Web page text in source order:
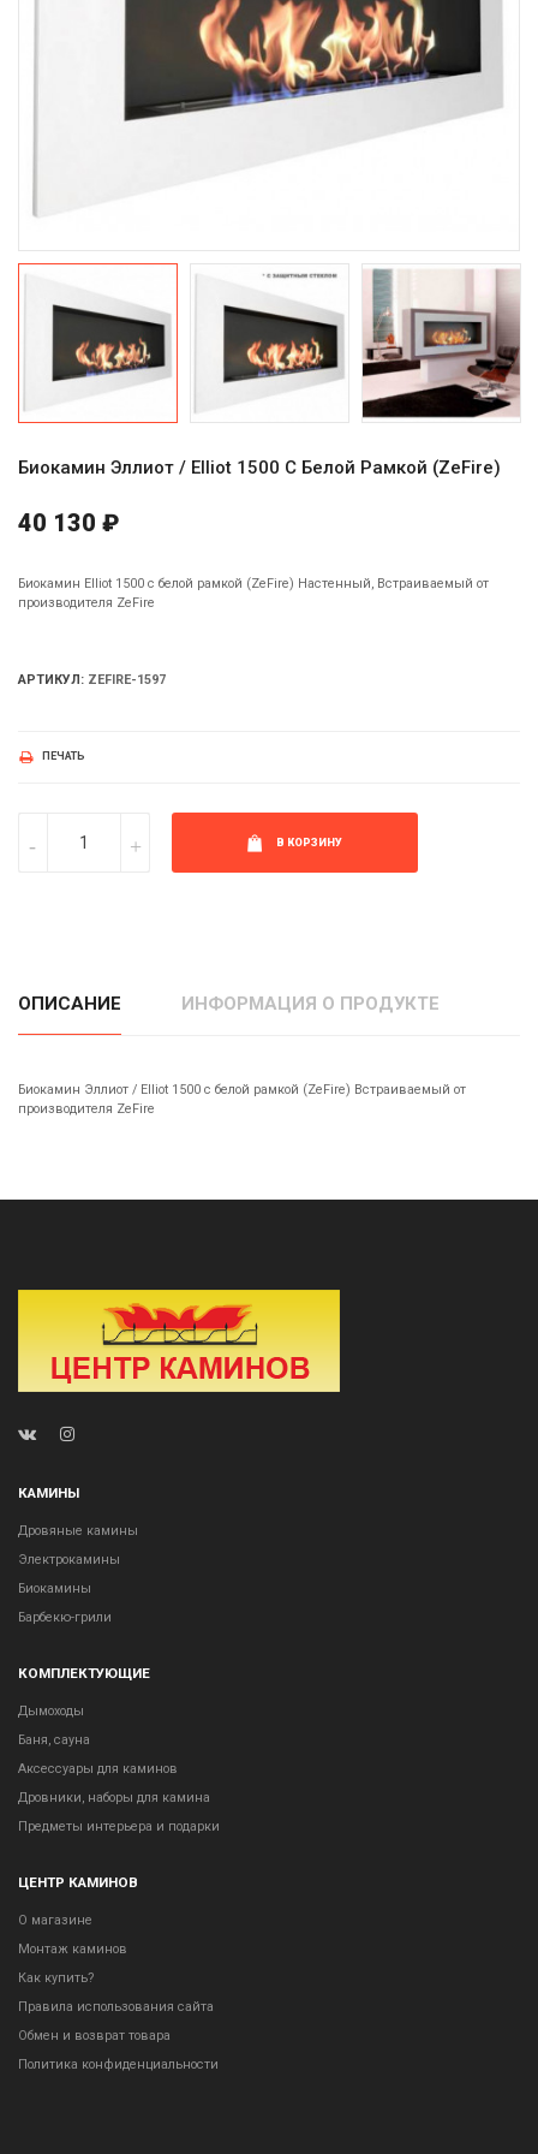
Биокамин Эллиот / Elliot 1500 С Белой Рамкой (ZeFire)
40 130 ₽
Биокамин Elliot 1500 с белой рамкой (ZeFire) Настенный, Встраиваемый от
производителя ZeFire
АРТИКУЛ: ZEFIRE-1597
ПЕЧАТЬ
В КОРЗИНУ
ОПИСАНИЕ ИНФОРМАЦИЯ О ПРОДУКТЕ
Биокамин Эллиот / Elliot 1500 с белой рамкой (ZeFire) Встраиваемый от
производителя ZeFire
КАМИНЫ
Дровяные камины
Электрокамины
Биокамины
Барбекю-грили
КОМПЛЕКТУЮЩИЕ
Дымоходы
Баня, сауна
Аксессуары для каминов
Дровники, наборы для камина
Предметы интерьера и подарки
ЦЕНТР КАМИНОВ
О магазине
Монтаж каминов
Как купить?
Правила использования сайта
Обмен и возврат товара
Политика конфиденциальности